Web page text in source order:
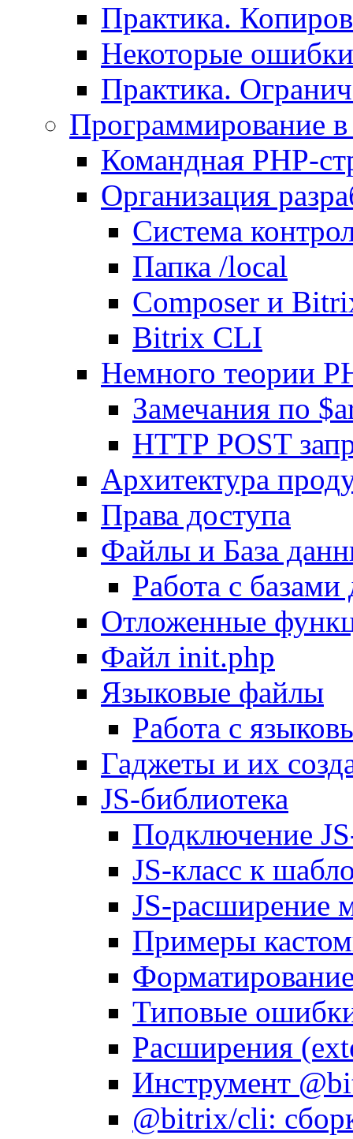
Практика.
Некоторые
Практика.
Программирование
Командная PHP-
Организация
Система
Папка /local
Composer и
Bitrix CLI
Немного теории
Замечания по
HTTP POST
Архитектура
Права доступа
Файлы и База
Работа с
Отложенные
Файл init.php
Языковые файлы
Работа с
Гаджеты и их
JS-библиотека
Подключение
JS-класс к
JS-расширение
Примеры
Типовые
Расширения
Инструмент
@bitrix/cli: